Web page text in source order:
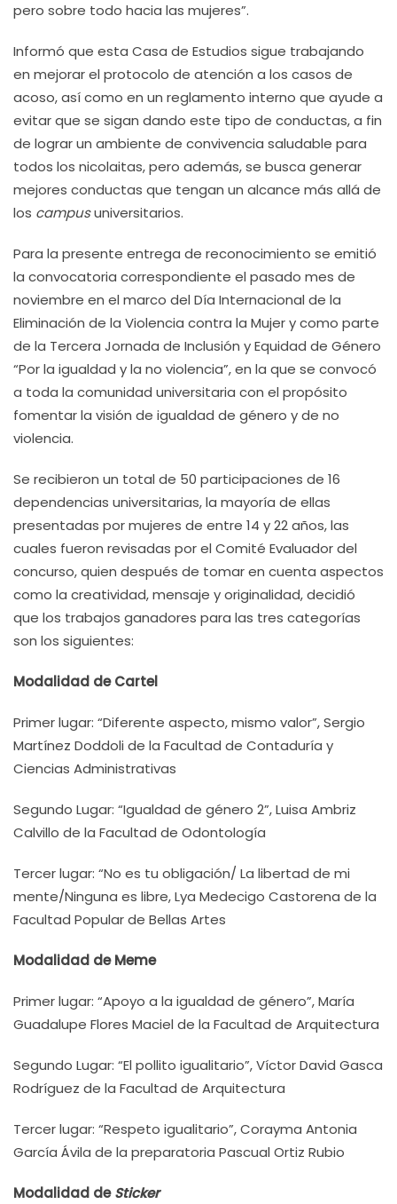
pero sobre todo hacia las mujeres”.
Informó que esta Casa de Estudios sigue trabajando
en mejorar el protocolo de atención a los casos de
acoso, así como en un reglamento interno que ayude a
evitar que se sigan dando este tipo de conductas, a fin
de lograr un ambiente de convivencia saludable para
todos los nicolaitas, pero además, se busca generar
mejores conductas que tengan un alcance más allá de
los campusuniversitarios.
Para la presente entrega de reconocimiento se emitió
la convocatoria correspondiente el pasado mes de
noviembre en el marco del Día Internacional de la
Eliminación de la Violencia contra la Mujer y como parte
de la Tercera Jornada de Inclusión y Equidad de Género
“Por la igualdad y la no violencia”, en la que se convocó
a toda la comunidad universitaria con el propósito
fomentar la visión de igualdad de género y de no
violencia.
Se recibieron un total de 50 participaciones de 16
dependencias universitarias, la mayoría de ellas
presentadas por mujeres de entre 14 y 22 años, las
cuales fueron revisadas por el Comité Evaluador del
concurso, quien después de tomar en cuenta aspectos
como la creatividad, mensaje y originalidad, decidió
que los trabajos ganadores para las tres categorías
son los siguientes:
Modalidad de Cartel
Primer lugar: “Diferente aspecto, mismo valor”, Sergio
Martínez Doddoli de la Facultad de Contaduría y
Ciencias Administrativas
Segundo Lugar: “Igualdad de género 2”, Luisa Ambriz
Calvillo de la Facultad de Odontología
Tercer lugar: “No es tu obligación/ La libertad de mi
mente/Ninguna es libre, Lya Medecigo Castorena de la
Facultad Popular de Bellas Artes
Modalidad de Meme
Primer lugar: “Apoyo a la igualdad de género”, María
Guadalupe Flores Maciel de la Facultad de Arquitectura
Segundo Lugar: “El pollito igualitario”, Víctor David Gasca
Rodríguez de la Facultad de Arquitectura
Tercer lugar: “Respeto igualitario”, Corayma Antonia
García Ávila de la preparatoria Pascual Ortiz Rubio
Modalidad deSticker